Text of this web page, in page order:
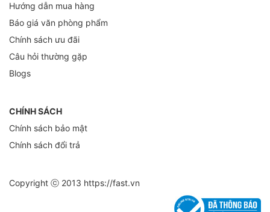
Hướng dẫn mua hàng
Báo giá văn phòng phẩm
Chính sách ưu đãi
Câu hỏi thường gặp
Blogs
CHÍNH SÁCH
Chính sách bảo mật
Chính sách đổi trả
Copyright ⓒ 2013 https://fast.vn